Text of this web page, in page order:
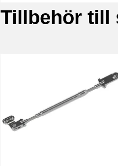
Tillbehör till